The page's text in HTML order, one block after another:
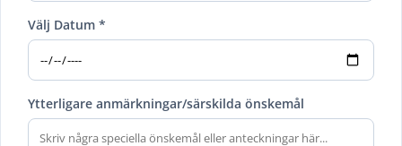
Välj Datum *
Ytterligare anmärkningar/särskilda önskemål